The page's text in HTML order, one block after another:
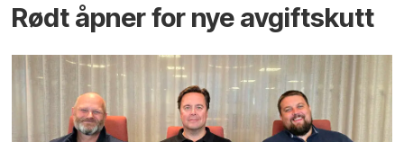
Rødt åpner for nye avgiftskutt